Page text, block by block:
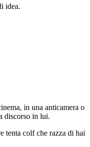
idea.
in una anticamera o
discorso in lui.
tenta colf che razza di hai